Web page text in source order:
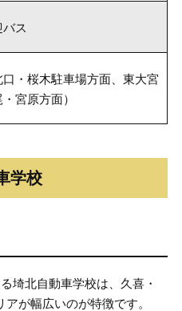
ス
・桜木駐車場方面、東大宮
宮原方面）
学校
埼北自動車学校は、久喜・
が幅広いのが特徴です。